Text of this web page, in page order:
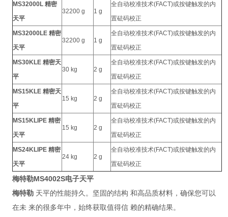
MS32000L 精密
天平
32200 g 1 g
全自动校准技术(FACT)或按键触发的内
置砝码校正
MS32000LE 精密
天平
32200 g 1 g
全自动校准技术(FACT)或按键触发的内
置砝码校正
MS30KLE 精密天
平
30 kg 2 g
全自动校准技术(FACT)或按键触发的内
置砝码校正
MS15KLE 精密天
平
15 kg 2 g
全自动校准技术(FACT)或按键触发的内
置砝码校正
MS15KLIPE 精密
天平
15 kg 2 g
全自动校准技术(FACT)或按键触发的内
置砝码校正
MS24KLIPE 精密
天平
24 kg 2 g
全自动校准技术(FACT)或按键触发的内
置砝码校正
梅特勒MS4002S电子天平
梅特勒天平的性能持久。坚固的结构 和高品质材料，确保您可以
在未 来的很多年中，始终获取值得信 赖的精确结果。